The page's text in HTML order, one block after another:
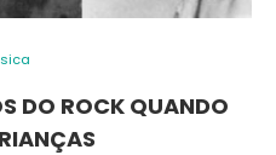
DO ROCK QUANDO